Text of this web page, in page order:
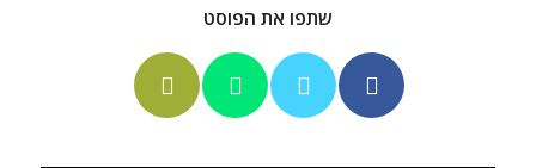
שתפו את הפוסט